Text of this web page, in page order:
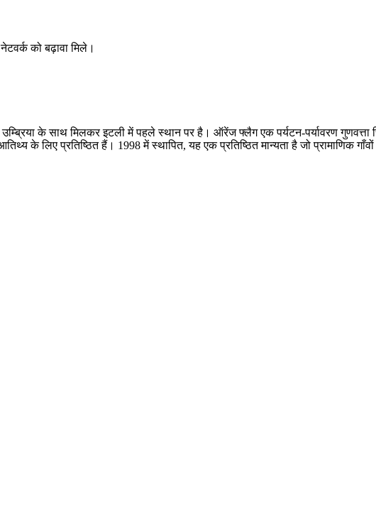
को बढ़ावा मिले।
के साथ मिलकर इटली में पहले स्थान पर है। ऑरेंज फ्लैग एक पर्यटन-पर्यावरण
के लिए प्रतिष्ठित हैं। 1998 में स्थापित, यह एक प्रतिष्ठित मान्यता है जो प्रामाणिक